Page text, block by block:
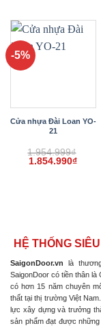
-5%
Cửa nhựa Đài Loan YO-
21
1.954.999₫
Giá
1.854.990₫Giá
HỆ THỐNG
SaigonDoor.vn là
SaigonDoor có tiền thân
có hơn 15 năm chuyên
thất tại thị trường Việt
lực xây dựng và trưởng
sản phẩm đạt được